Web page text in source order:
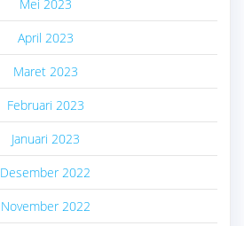
Mei 2023
April 2023
Maret 2023
Februari 2023
Januari 2023
Desember 2022
November 2022